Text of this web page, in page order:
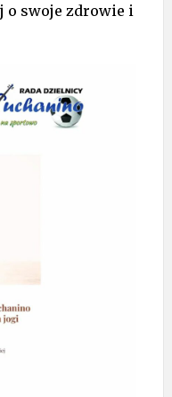
o swoje zdrowie i